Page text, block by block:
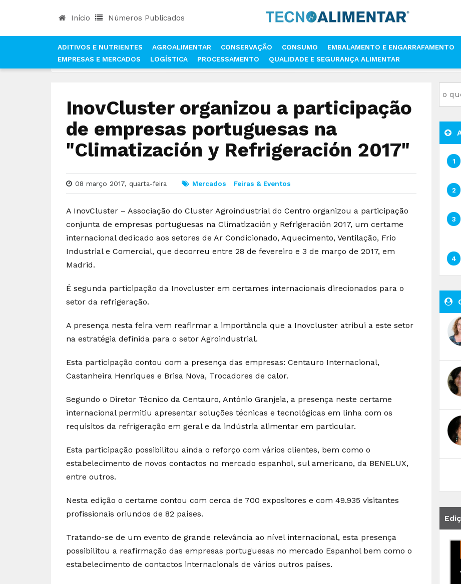
Início Números Publicados
ADITIVOS E NUTRIENTES AGROALIMENTAR CONSERVAÇÃO CONSUMO
EMBALAMENTO E ENGARRAFAMENTO
EMPRESAS E MERCADOS
LOGÍSTICA PROCESSAMENTO QUALIDADE E SEGURANÇA ALIMENTAR
INOVCLUSTER ORGANIZOU A PARTICIPAÇÃO DE EMPRESAS PORTUGUESAS NA
InovCluster organizou a participação
de empresas portuguesas na
"Climatización y Refrigeración 2017"
08 março 2017, quarta-feira Mercados Feiras & Eventos
A InovCluster – Associação do Cluster Agroindustrial do Centro organizou a participação
conjunta de empresas portuguesas na Climatización y Refrigeración 2017, um certame
internacional dedicado aos setores de Ar Condicionado, Aquecimento, Ventilação, Frio
Industrial e Comercial, que decorreu entre 28 de fevereiro e 3 de março de 2017, em
Madrid.
É segunda participação da Inovcluster em certames internacionais direcionados para o
setor da refrigeração.
A presença nesta feira vem reafirmar a importância que a Inovcluster atribui a este setor
na estratégia definida para o setor Agroindustrial.
Esta participação contou com a presença das empresas: Centauro Internacional,
Castanheira Henriques e Brisa Nova, Trocadores de calor.
Segundo o Diretor Técnico da Centauro, António Granjeia, a presença neste certame
internacional permitiu apresentar soluções técnicas e tecnológicas em linha com os
requisitos da refrigeração em geral e da indústria alimentar em particular.
Esta participação possibilitou ainda o reforço com vários clientes, bem como o
estabelecimento de novos contactos no mercado espanhol, sul americano, da BENELUX,
entre outros.
Nesta edição o certame contou com cerca de 700 expositores e com 49.935 visitantes
profissionais oriundos de 82 países.
Tratando-se de um evento de grande relevância ao nível internacional, esta presença
possibilitou a reafirmação das empresas portuguesas no mercado Espanhol bem como o
estabelecimento de contactos internacionais de vários outros países.